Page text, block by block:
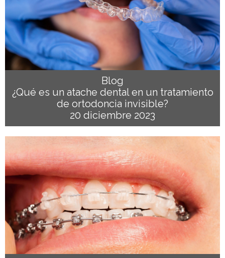
Blog
¿Qué es un atache dental en un tratamiento
de ortodoncia invisible?
20 diciembre 2023